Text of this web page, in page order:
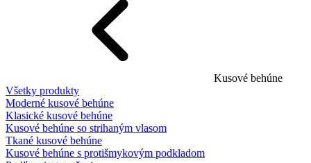
Kusové behúne
Všetky produkty
Moderné kusové behúne
Klasické kusové behúne
Kusové behúne so strihaným vlasom
Tkané kusové behúne
Kusové behúne s protišmykovým podkladom